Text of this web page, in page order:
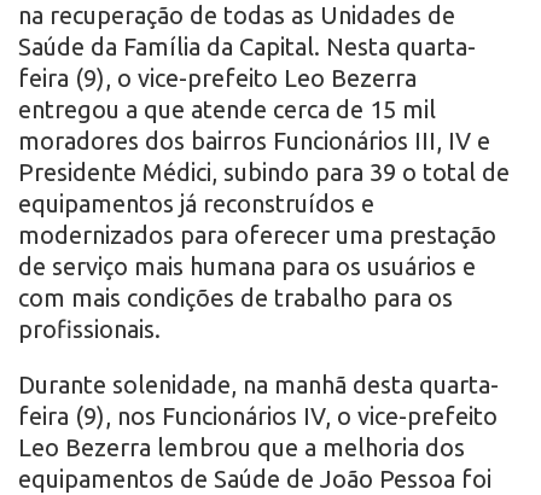
na recuperação de todas as Unidades de
Saúde da Família da Capital. Nesta quarta-
feira (9), o vice-prefeito Leo Bezerra
entregou a que atende cerca de 15 mil
moradores dos bairros Funcionários III, IV e
Presidente Médici, subindo para 39 o total de
equipamentos já reconstruídos e
modernizados para oferecer uma prestação
de serviço mais humana para os usuários e
com mais condições de trabalho para os
profissionais.
Durante solenidade, na manhã desta quarta-
feira (9), nos Funcionários IV, o vice-prefeito
Leo Bezerra lembrou que a melhoria dos
equipamentos de Saúde de João Pessoa foi